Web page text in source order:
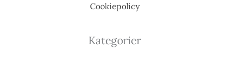
Cookiepolicy
Kategorier